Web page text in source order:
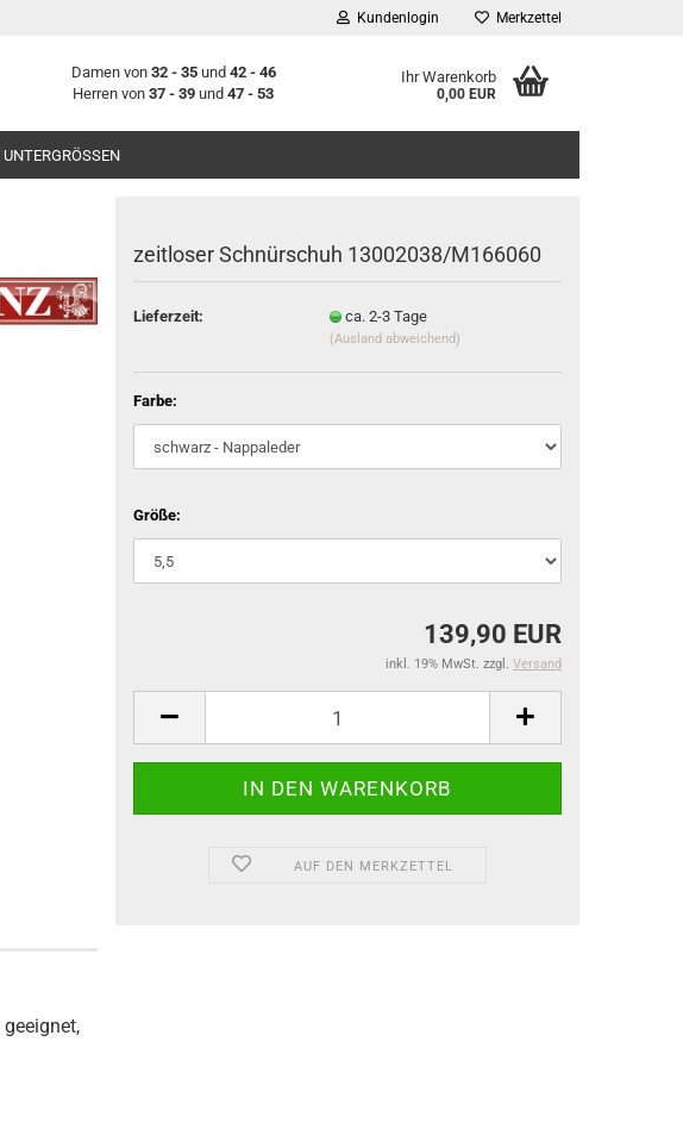
Kundenlogin
Passwort vergessen?
Merkzettel
Damen von 32 - 35und 42 - 46
Herren von37 - 39 und47 - 53
Ihr Warenkorb
0,00 EUR
UNTERGRÖSSEN
zeitloser Schnürschuh 13002038/M166060
Lieferzeit: ca. 2-3 Tage
(Ausland abweichend)
Farbe:
Größe:
139,90 EUR
inkl. 19% MwSt. zzgl. Versand
AUF DEN MERKZETTEL